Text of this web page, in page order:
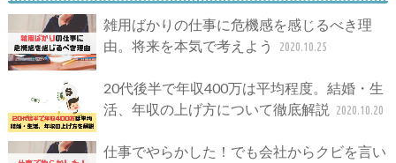
雑用ばかりの仕事に危機感を感じるべき理
由。将来を本気で考えよう
2020.10.25
20代後半で年収400万は平均程度。結婚・生
活、年収の上げ方について徹底解説
2020.10.20
仕事でやらかした！でも会社からクビを言い